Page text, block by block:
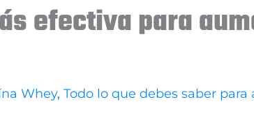
efectiva para
Whey, Todo lo que debes saber